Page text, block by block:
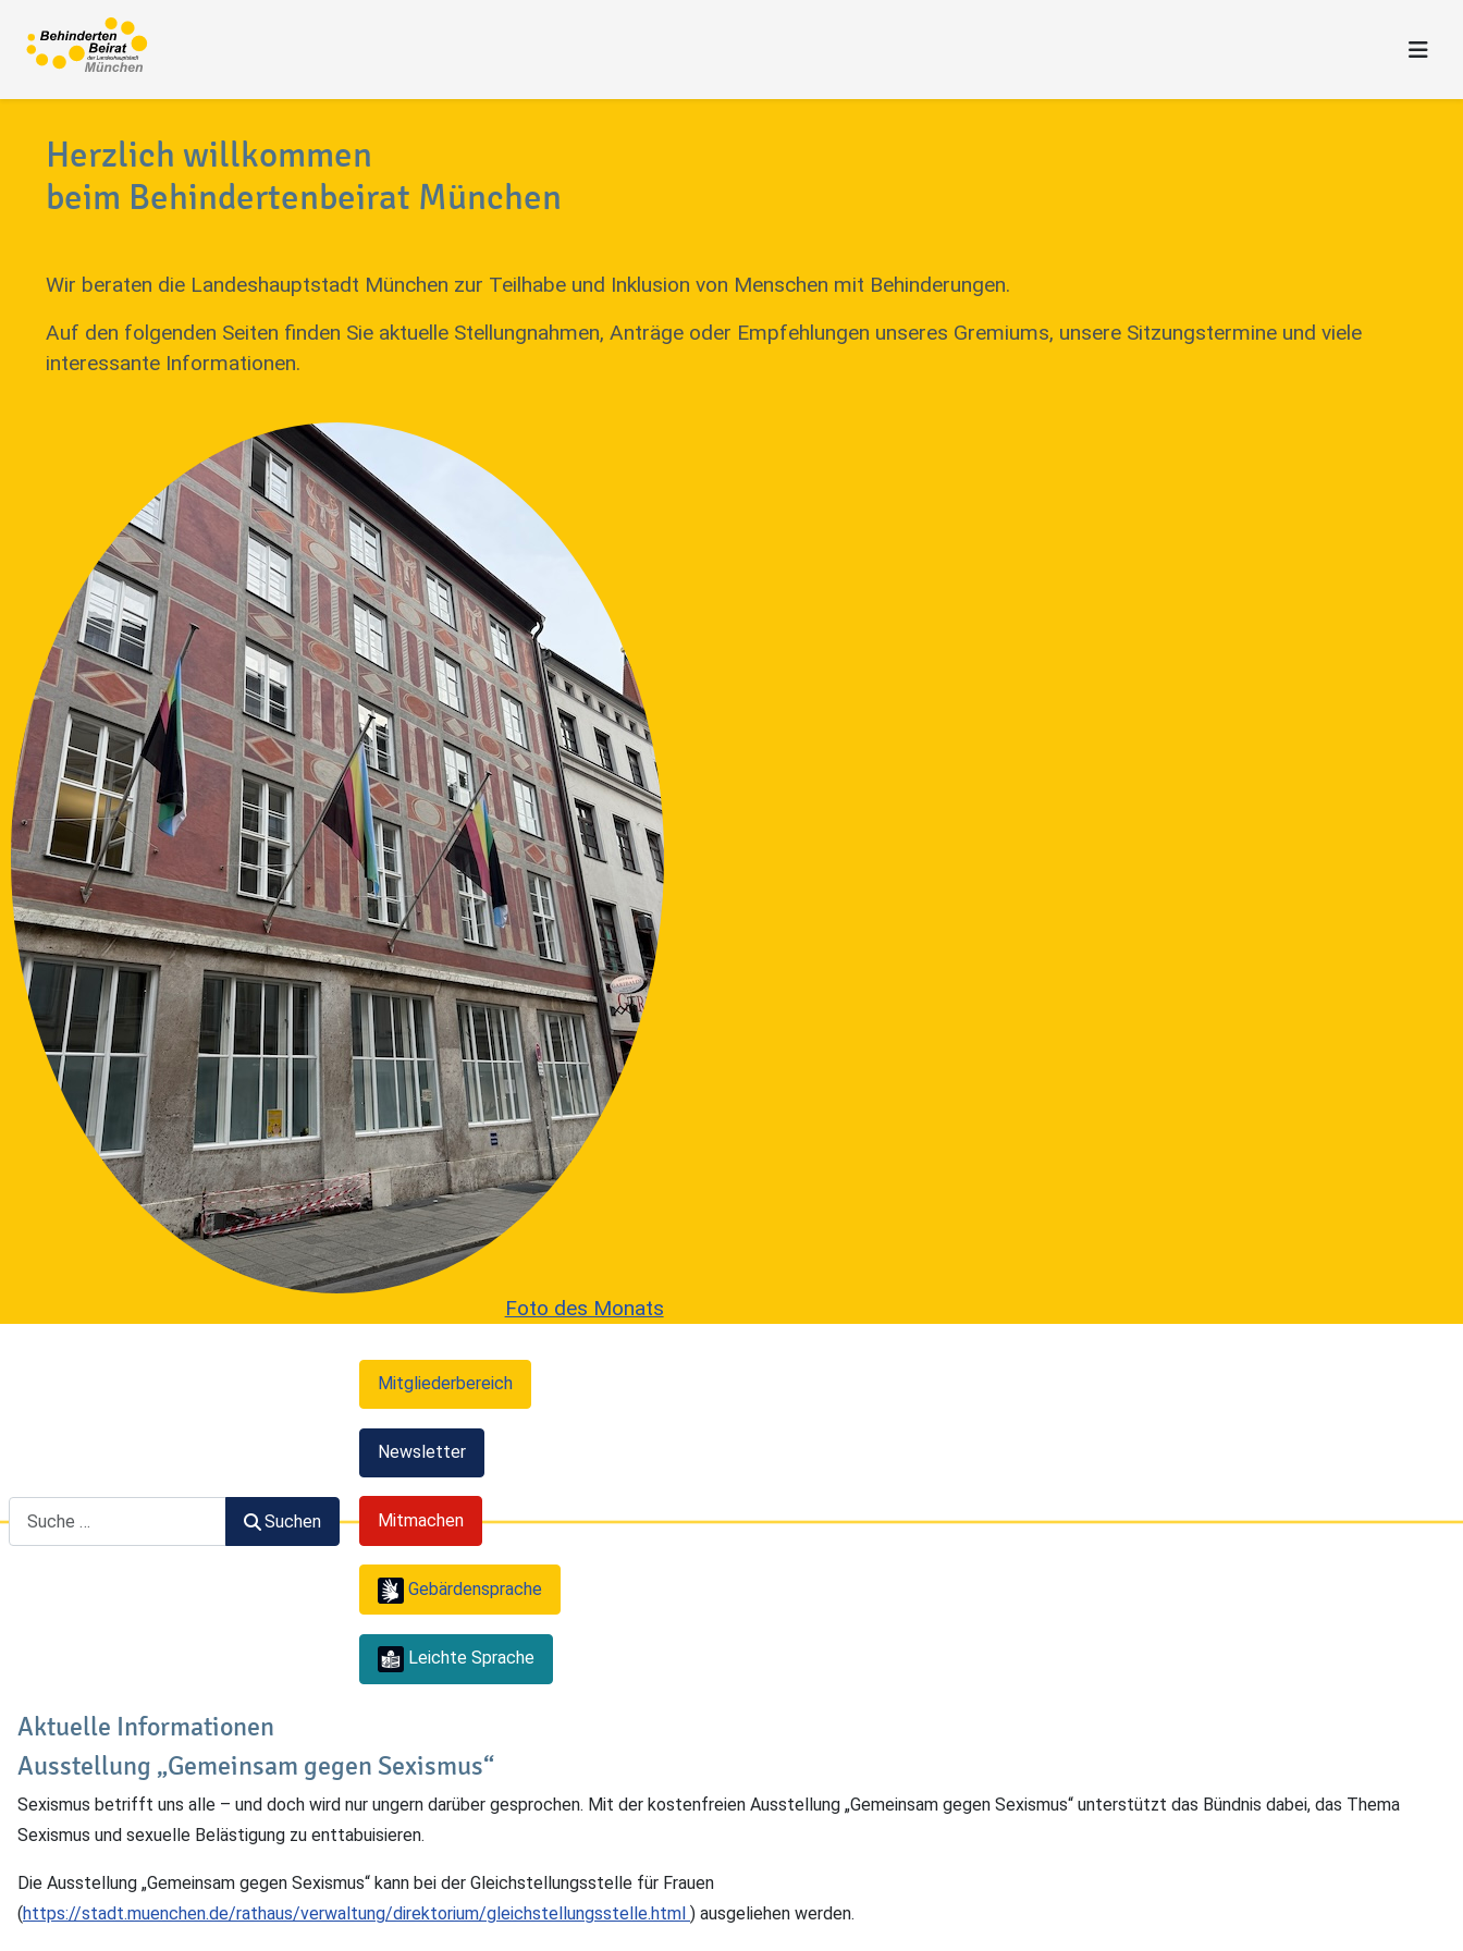
Herzlich willkommen
beim Behindertenbeirat München
Wir beraten die Landeshauptstadt München zur Teilhabe und Inklusion von Menschen mit Behinderungen.
Auf den folgenden Seiten finden Sie aktuelle Stellungnahmen, Anträge oder Empfehlungen unseres Gremiums, unsere Sitzungstermine und viele
interessante Informationen.
Foto des Monats
Suchen
Suchen
Mitgliederbereich
Newsletter
Mitmachen
Gebärdensprache
Leichte Sprache
Aktuelle Informationen
Ausstellung „Gemeinsam gegen Sexismus“
Sexismus betrifft uns alle – und doch wird nur ungern darüber gesprochen. Mit der kostenfreien Ausstellung „Gemeinsam gegen Sexismus“ unterstützt das Bündnis dabei, das Thema
Sexismus und sexuelle Belästigung zu enttabuisieren.
Die Ausstellung „Gemeinsam gegen Sexismus“ kann bei der Gleichstellungsstelle für Frauen
(https://stadt.muenchen.de/rathaus/verwaltung/direktorium/gleichstellungsstelle.html ) ausgeliehen werden.